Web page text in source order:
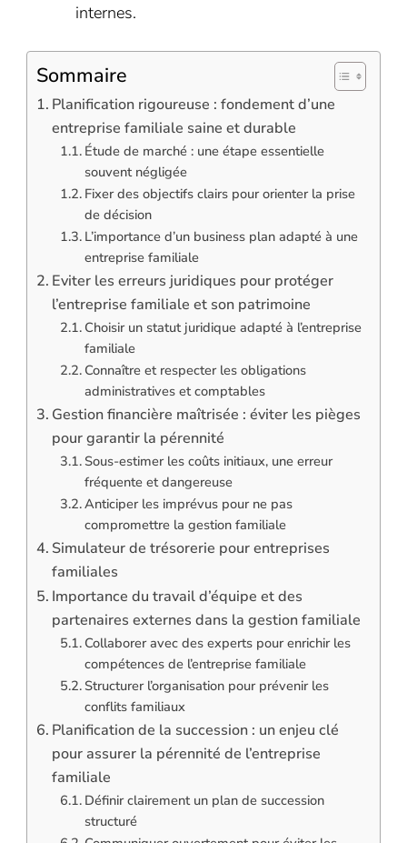
internes.
Sommaire
Planification rigoureuse : fondement d’une
entreprise familiale saine et durable
Étude de marché : une étape essentielle
souvent négligée
Fixer des objectifs clairs pour orienter la prise
de décision
L’importance d’un business plan adapté à une
entreprise familiale
Eviter les erreurs juridiques pour protéger
l’entreprise familiale et son patrimoine
Choisir un statut juridique adapté à l’entreprise
familiale
Connaître et respecter les obligations
administratives et comptables
Gestion financière maîtrisée : éviter les pièges
pour garantir la pérennité
Sous-estimer les coûts initiaux, une erreur
fréquente et dangereuse
Anticiper les imprévus pour ne pas
compromettre la gestion familiale
Simulateur de trésorerie pour entreprises
familiales
Importance du travail d’équipe et des
partenaires externes dans la gestion familiale
Collaborer avec des experts pour enrichir les
compétences de l’entreprise familiale
Structurer l’organisation pour prévenir les
conflits familiaux
Planification de la succession : un enjeu clé
pour assurer la pérennité de l’entreprise
familiale
Définir clairement un plan de succession
structuré